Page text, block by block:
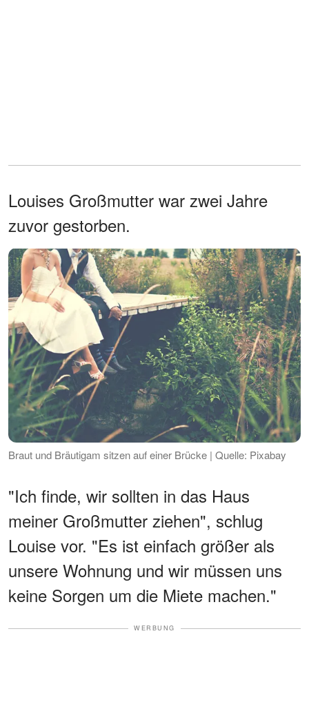
Louises Großmutter war zwei Jahre
zuvor gestorben.
Braut und Bräutigam sitzen auf einer Brücke | Quelle: Pixabay
"Ich finde, wir sollten in das Haus
meiner Großmutter ziehen", schlug
Louise vor. "Es ist einfach größer als
unsere Wohnung und wir müssen uns
keine Sorgen um die Miete machen."
WERBUNG